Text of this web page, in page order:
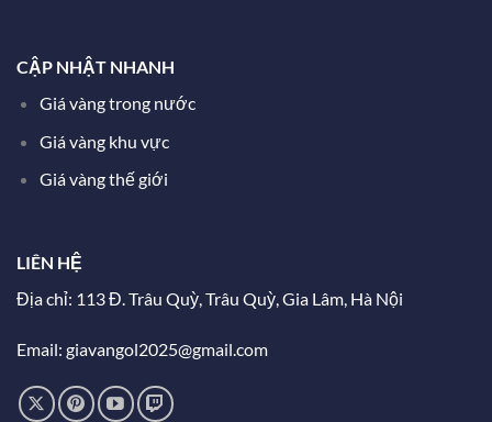
CẬP NHẬT NHANH
Giá vàng trong nước
Giá vàng khu vực
Giá vàng thế giới
LIÊN HỆ
Địa chỉ: 113 Đ. Trâu Quỳ, Trâu Quỳ, Gia Lâm, Hà Nội
Email: giavangol2025@gmail.com